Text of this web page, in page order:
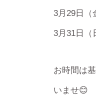
3月29日（
3月31日（
お時間は
いませ😊